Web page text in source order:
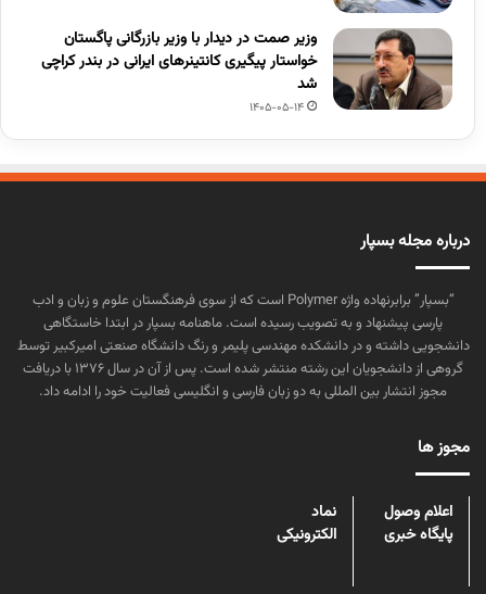
وزیر صمت در دیدار با وزیر بازرگانی پاگستان
خواستار پیگیری کانتینرهای ایرانی در بندر کراچی
شد
1405-05-14
درباره مجله بسپار
“بسپار” برابرنهاده واژه Polymer است که از سوی فرهنگستان علوم و زبان و ادب
پارسی پیشنهاد و به تصویب رسیده است. ماهنامه بسپار در ابتدا خاستگاهی
دانشجویی داشته و در دانشکده مهندسی پلیمر و رنگ دانشگاه صنعتی امیرکبیر توسط
گروهی از دانشجویان این رشته منتشر شده است. پس از آن در سال ۱۳۷۶ با دریافت
مجوز انتشار بین المللی به دو زبان فارسی و انگلیسی فعالیت خود را ادامه داد.
مجوز ها
اعلام وصول
پایگاه خبری
نماد
الکترونیکی